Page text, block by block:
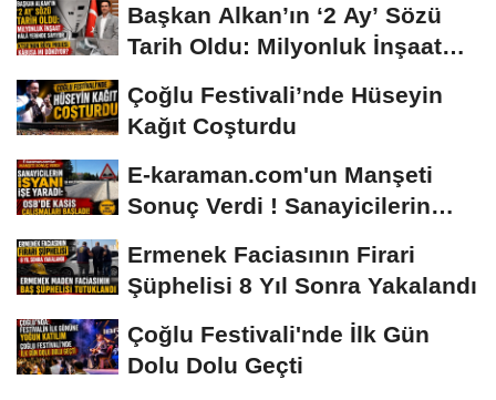
Başkan Alkan’ın ‘2 Ay’ Sözü
Tarih Oldu: Milyonluk İnşaat
Çoğlu Festivali’nde Hüseyin
Kağıt Coşturdu
E-karaman.com'un Manşeti
Sonuç Verdi ! Sanayicilerin
Ermenek Faciasının Firari
Şüphelisi 8 Yıl Sonra Yakalandı
Çoğlu Festivali'nde İlk Gün
Dolu Dolu Geçti